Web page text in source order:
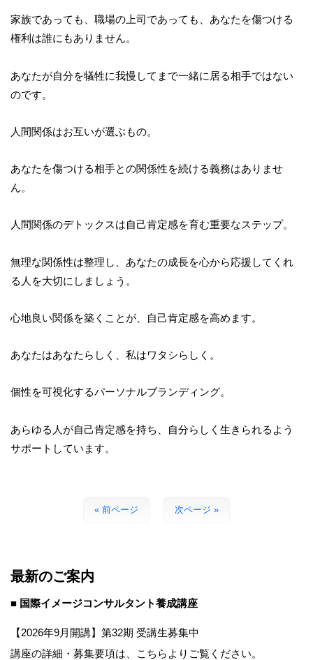
家族であっても、職場の上司であっても、あなたを傷つける
権利は誰にもありません。
あなたが自分を犠牲に我慢してまで一緒に居る相手ではない
のです。
人間関係はお互いが選ぶもの。
あなたを傷つける相手との関係性を続ける義務はありませ
ん。
人間関係のデトックスは自己肯定感を育む重要なステップ。
無理な関係性は整理し、あなたの成長を心から応援してくれ
る人を大切にしましょう。
心地良い関係を築くことが、自己肯定感を高めます。
あなたはあなたらしく、私はワタシらしく。
個性を可視化するパーソナルブランディング。
あらゆる人が自己肯定感を持ち、自分らしく生きられるよう
サポートしています。
« 前ページ 次ページ »
最新のご案内
■ 国際イメージコンサルタント養成講座
【2026年9月開講】第32期 受講生募集中
講座の詳細・募集要項は、こちらよりご覧ください。